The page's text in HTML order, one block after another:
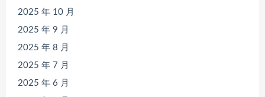
2025 年 10 月
2025 年 9 月
2025 年 8 月
2025 年 7 月
2025 年 6 月